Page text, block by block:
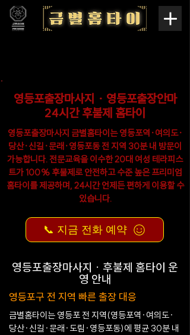
영등포출장마사지 · 영등포출장안마
24시간 후불제 홈타이
영등포출장마사지 금별홈타이는 영등포역·여의도·
당산·신길·문래·영등포동 전 지역 30분 내 방문이
가능합니다. 전문교육을 이수한 20대 여성 테라피스
트가 100% 후불제로 안전하고 수준 높은 프리미엄
홈타이를 제공하며, 24시간 언제든 편하게 이용할 수
있습니다.
📞 지금 전화 예약
영등포출장마사지 · 후불제 홈타이 운
영 안내
영등포구 전 지역 빠른 출장 대응
금별홈타이는 영등포 전 지역(영등포역·여의도·
당산·신길·문래·도림·영등포동)에 평균 30분 내